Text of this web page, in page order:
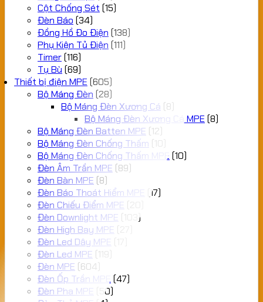
Cột Chống Sét (15)
Đèn Báo (34)
Đồng Hồ Đo Điện (138)
Phụ Kiện Tủ Điện (111)
Timer(116)
Tụ Bù (69)
Thiết bị điện MPE (605)
Bộ Máng Đèn (28)
Bộ Máng Đèn Xương Cá (8)
Bộ Máng Đèn Xương Cá MPE (8)
Bộ Máng Đèn Batten MPE (12)
Bộ Máng Đèn Chống Thấm (10)
Bộ Máng Đèn Chống Thấm MPE (10)
Đèn Âm Trần MPE (89)
Đèn Bàn MPE (8)
Đèn Báo Thoát Hiểm MPE
(17)
Đèn Chiếu Điểm MPE
Đèn Downlight MPE
(103)
Đèn High Bay MPE
Đèn Led Dây MPE
Đèn Led MPE (119)
Đèn MPE (604)
Đèn Ốp Trần MPE (47)
Đèn Pha MPE
(50)